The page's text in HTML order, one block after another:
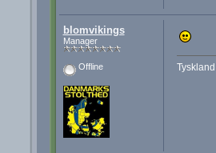
blomvikings
Manager
Offline